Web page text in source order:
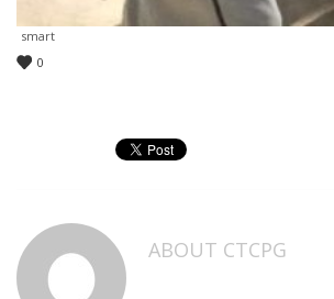
smart
0
ABOUT CTCPG